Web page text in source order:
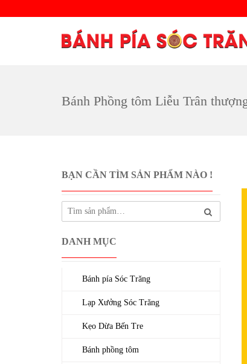
Bánh Phồng tôm Liễu Trân
BẠN CẦN TÌM SẢN PHẨM NÀO !
DANH MỤC
Bánh pía Sóc Trăng
Lạp Xưởng Sóc Trăng
Kẹo Dừa Bến Tre
Bánh phồng tôm